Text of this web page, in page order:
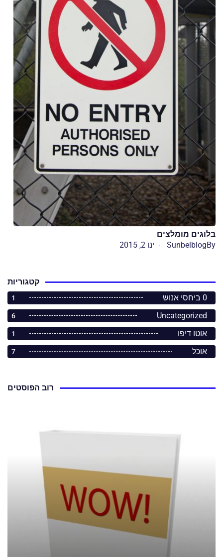
בלוגים מומלצים
By
Sunbelblog ינו 2, 2015
קטגוריות
0 ביחסי אנוש
1
Uncategorized
6
אוטו דיפו 1
אוכל 7
רוב הפוסטים